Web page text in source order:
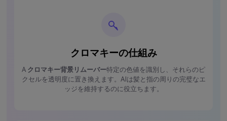
クロマキーの仕組み
A クロマキー背景リムーバー特定の色値を識別し、それらのピ
クセルを透明度に置き換えます。AIは髪と指の周りの完璧なエ
ッジを維持するのに役立ちます。